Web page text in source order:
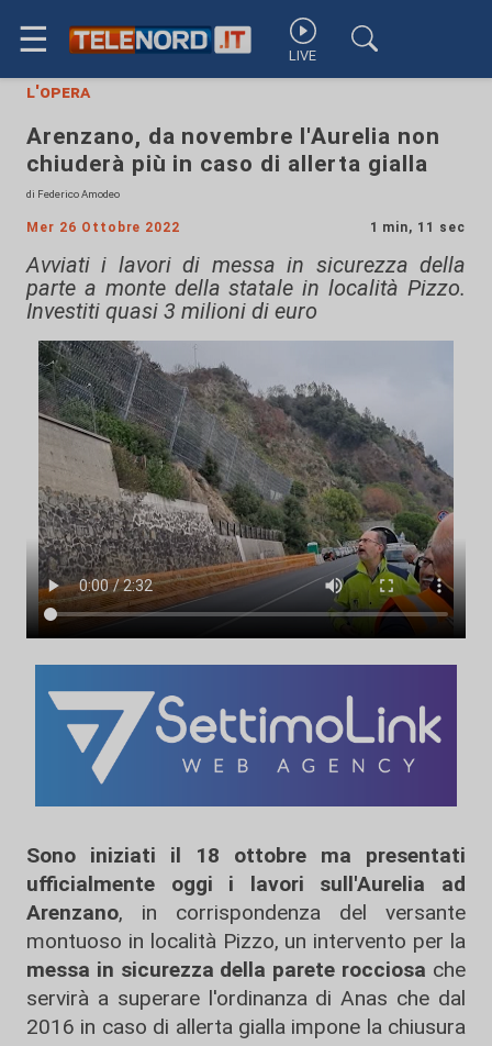
☰ LIVE
l'opera
Arenzano, da novembre l'Aurelia non
chiuderà più in caso di allerta gialla
di Federico Amodeo
Mer 26 Ottobre 2022 1 min, 11 sec
Avviati i lavori di messa in sicurezza della
parte a monte della statale in località Pizzo.
Investiti quasi 3 milioni di euro
Sono iniziati il 18 ottobre ma presentati
ufficialmente oggi i lavori sull'Aurelia ad
Arenzano, in corrispondenza del versante
montuoso in località Pizzo, un intervento per la
messa in sicurezza della parete rocciosa che
servirà a superare l'ordinanza di Anas che dal
2016 in caso di allerta gialla impone la chiusura